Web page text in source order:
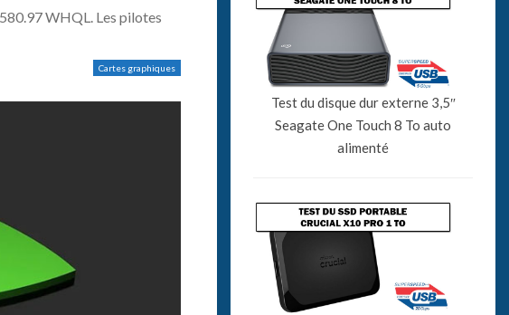
WHQL. Les pilotes
Cartes graphiques
Test du disque dur externe 3,5″
Seagate One Touch 8 To auto
alimenté